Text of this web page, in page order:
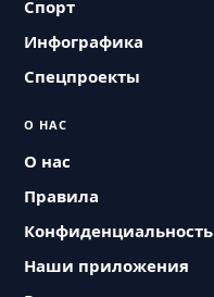
Спорт
Инфографика
Спецпроекты
О НАС
О нас
Правила
Конфиденциальность
Наши приложения